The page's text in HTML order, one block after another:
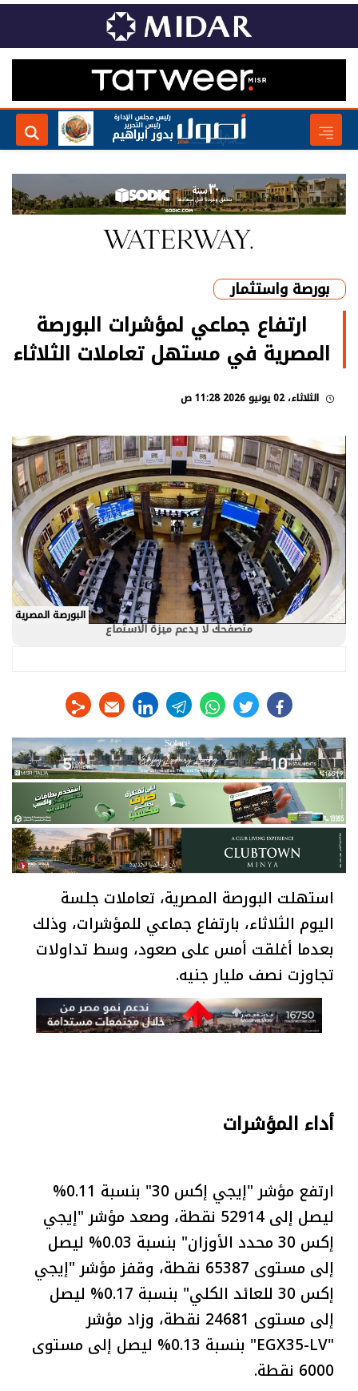
رئيس مجلس الإدارة
رئيس التحرير
بدور ابراهيم
بورصة واستثمار
ارتفاع جماعي لمؤشرات البورصة
المصرية في مستهل تعاملات الثلاثاء
الثلاثاء، 02 يونيو 2026 11:28 ص
البورصة المصرية
متصفحك لا يدعم ميزة الاستماع
facebook
twitter
whats
telegram
linkedin
استهلت البورصة المصرية، تعاملات جلسة
اليوم الثلاثاء، بارتفاع جماعي للمؤشرات، وذلك
بعدما أغلقت أمس على صعود، وسط تداولات
تجاوزت نصف مليار جنيه.
أداء المؤشرات
ارتفع مؤشر "إيجي إكس 30" بنسبة 0.11%
ليصل إلى 52914 نقطة، وصعد مؤشر "إيجي
إكس 30 محدد الأوزان" بنسبة 0.03% ليصل
إلى مستوى 65387 نقطة، وقفز مؤشر "إيجي
إكس 30 للعائد الكلي" بنسبة 0.17% ليصل
إلى مستوى 24681 نقطة، وزاد مؤشر
"EGX35-LV" بنسبة 0.13% ليصل إلى مستوى
6000 نقطة.